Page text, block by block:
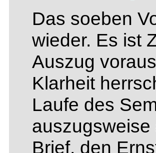
Das soeben
wieder. Es ist
Auszug
Klarheit
Laufe des
auszugsweise
Brief, den